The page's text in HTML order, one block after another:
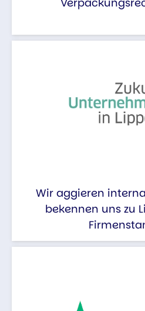
Wir aggieren
bekennen uns zu